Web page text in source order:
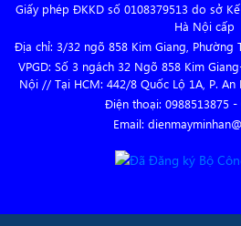
Giấy phép ĐKKD số 0108379513 do sở
Hà Nội cấp
Địa chỉ: 3/32 ngõ 858 Kim Giang, Phường
VPGD: Số 3 ngách 32 Ngõ 858 Kim
Nội // Tại HCM: 442/8 Quốc Lộ 1A, P. An
Điện thoại: 0988513875 -
Email: